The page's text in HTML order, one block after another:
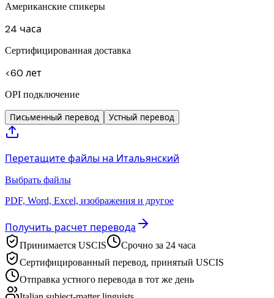
Американские спикеры
24 часа
Сертифицированная доставка
<60 лет
OPI подключение
Письменный перевод Устный перевод
Перетащите файлы на Итальянский
Выбрать файлы
PDF, Word, Excel, изображения и другое
Получить расчет перевода
Принимается USCIS
Срочно за 24 часа
Сертифицированный перевод, принятый USCIS
Отправка устного перевода в тот же день